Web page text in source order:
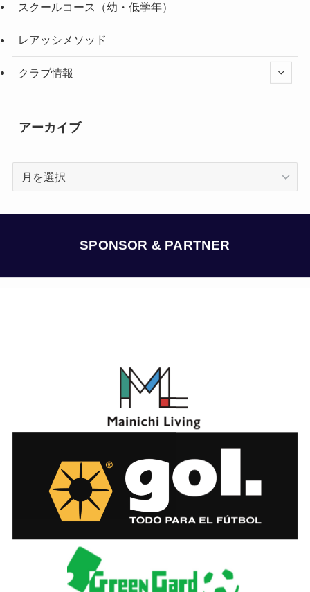
スクールコース（幼・低学年）
レアッシメソッド
クラブ情報
アーカイブ
SPONSOR & PARTNER